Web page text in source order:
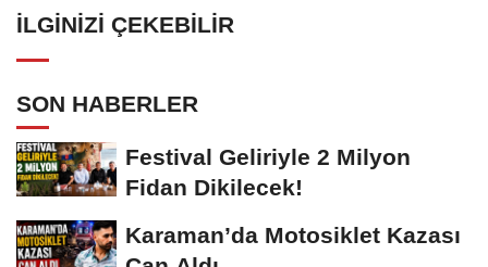
İLGINIZI ÇEKEBILIR
SON HABERLER
Festival Geliriyle 2 Milyon
Fidan Dikilecek!
Karaman’da Motosiklet Kazası